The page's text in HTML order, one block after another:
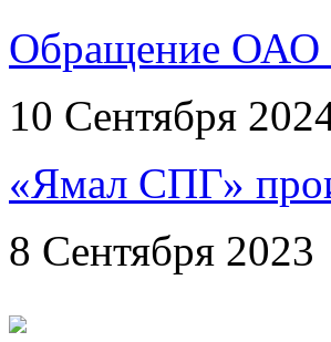
Обращение ОАО
10 Сентября
«Ямал СПГ»
8 Сентября 2023